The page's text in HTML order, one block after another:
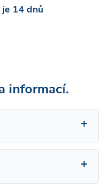
14 dnů
informací.